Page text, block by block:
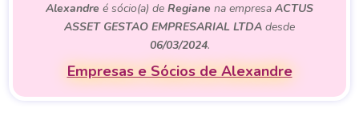
Alexandre é sócio(a) de Regiane na empresa ACTUS
ASSET GESTAO EMPRESARIAL LTDA desde
06/03/2024.
Empresas e Sócios de Alexandre